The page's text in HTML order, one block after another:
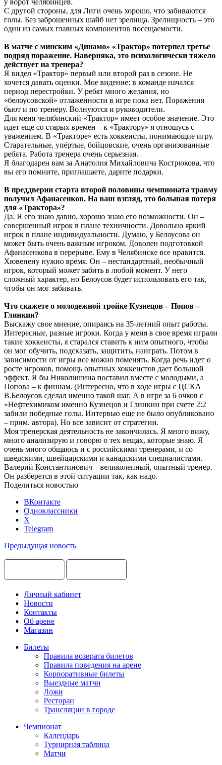
С другой стороны, для Лиги очень хорошо, что забиваются
голы. Без заброшенных шайб нет зрелища. Зрелищность – это
один из самых главных компонентов посещаемости.
В матче с минским «Динамо» «Трактор» потерпел третье
подряд поражение. Наверняка, это психологически тяжело
действует на тренера?
Я видел «Трактор» первый или второй раз в сезоне. Не
хочется давать оценки. Мое видение: в команде начался
период перестройки. У ребят много желания, но
«белоусовской» отлаженности в игре пока нет. Поражения
бьют и по тренеру. Волнуются и руководители.
Для меня челябинский «Трактор» имеет особое значение. Это
идет еще со старых времен – к «Трактору» я отношусь с
уважением. В «Тракторе» есть хоккеисты, понимающие игру.
Старательные, упёртые, бойцовские, очень организованные
ребята. Работа тренера очень серьезная.
Я благодарен вам за Анатолия Михайловича Кострюкова, что
вы его помните, приглашаете, дарите подарки.
В преддверии старта второй половины чемпионата травму
получил Афанасенков. На ваш взгляд, это большая потеря
для «Трактора»?
Да. Я его знаю давно, хорошо знаю его возможности. Он –
совершенный игрок в плане техничности. Довольно яркий
игрок в плане индивидуальности. Думаю, у Белоусова он
может быть очень важным игроком. Доволен подготовкой
Афанасенкова в перерыве. Ему в Челябинске все нравится.
Хювенену нужно время. Он – нестандартный, необычный
игрок, который может забить в любой момент. У него
сложный характер, но Белоусов будет использовать его так,
чтобы он мог забивать.
Что скажете о молодежной тройке Кузнецов – Попов –
Глинкин?
Выскажу свое мнение, опираясь на 35-летний опыт работы.
Интересные, разные игроки. Когда у меня в свое время играли
такие хоккеисты, я старался ставить к ним опытного, чтобы
он мог обучить, подсказать, защитить, наиграть. Потом в
зависимости от игры все можно поменять. Когда речь идет о
росте игроков, помощь опытных хоккеистов дает большой
эффект. Я бы Николишина поставил вместе с молодыми, а
Попова – к финнам. (Интересно, что в ходе игры с ЦСКА
В.Белоусов сделал именно такой шаг. А в игре за 6 очков с
«Нефтехимиком именно Кузнецов и Глинкин при счете 2:2
забили победные голы. Интервью еще не было опубликовано
– прим. автора). Но все зависит от стратегии.
Моя тренерская деятельность не закончилась. Я много вижу,
много анализирую и говорю о тех вещах, которые знаю. Я
очень много общаюсь и с российскими тренерами, и со
шведскими, швейцарскими и канадскими специалистами.
Валерий Константинович – великолепный, опытный тренер.
Он разберется в этой ситуации так, как надо.
Поделиться новостью
ВКонтакте
Одноклассники
X
Telegram
Предыдущая новость
Личный кабинет
Новости
Контакты
Об арене
Магазин
Билеты
Правила возврата билетов
Правила поведения на арене
Корпоративные билеты
Выездные матчи
Ложи
Ресторан
Трансляции в городе
Чемпионат
Календарь
Турнирная таблица
Матчи